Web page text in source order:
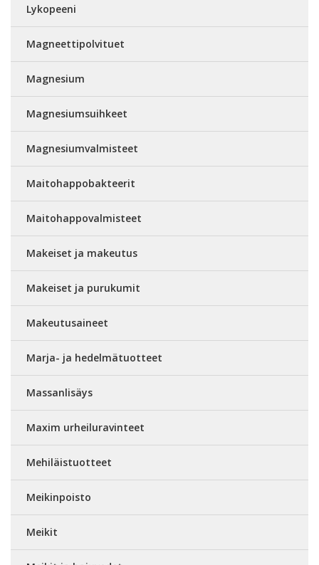
Lykopeeni
Magneettipolvituet
Magnesium
Magnesiumsuihkeet
Magnesiumvalmisteet
Maitohappobakteerit
Maitohappovalmisteet
Makeiset ja makeutus
Makeiset ja purukumit
Makeutusaineet
Marja- ja hedelmätuotteet
Massanlisäys
Maxim urheiluravinteet
Mehiläistuotteet
Meikinpoisto
Meikit